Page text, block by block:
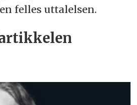
felles uttalelsen.